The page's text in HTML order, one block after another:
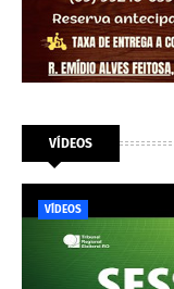
VÍDEOS
VÍDEOS